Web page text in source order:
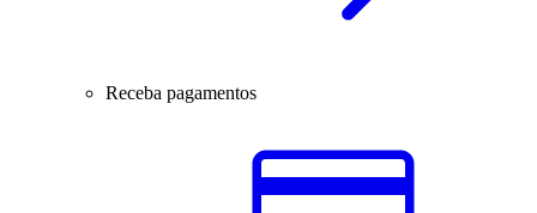
Receba pagamentos